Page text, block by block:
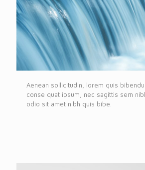
Aenean sollicitudin, lorem quis
conse quat ipsum, nec sagittis sem
odio sit amet nibh quis bibe.